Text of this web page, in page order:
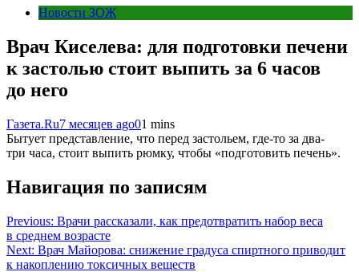
Новости ЗОЖ
Врач Киселева: для подготовки печени
к застолью стоит выпить за 6 часов
до него
Газета.Ru7 месяцев ago01 mins
Бытует представление, что перед застольем, где-то за два-
три часа, стоит выпить рюмку, чтобы «подготовить печень».
Навигация по записям
Previous: Врачи рассказали, как предотвратить набор веса
в среднем возрасте
Next: Врач Майорова: снижение градуса спиртного приводит
к накоплению токсичных веществ